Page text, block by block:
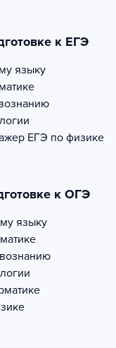
к ЕГЭ
языку
ЕГЭ по физике
к ОГЭ
языку